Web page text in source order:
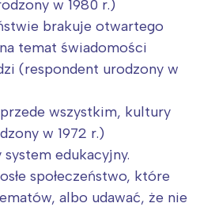
w 1980 r.)
brakuje otwartego
temat świadomości
(respondent urodzony w
wszystkim, kultury
w 1972 r.)
edukacyjny.
społeczeństwo, które
albo udawać, że nie